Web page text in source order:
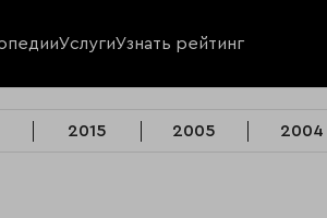
УслугиУзнать рейтинг
2015 2005 2004